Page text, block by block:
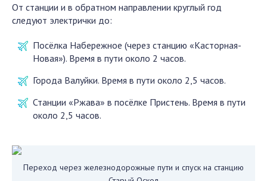
От станции и в обратном направлении круглый год
следуют электрички до:
Посёлка Набережное (через станцию «Касторная-
Новая»). Время в пути около 2 часов.
Города Валуйки. Время в пути около 2,5 часов.
Станции «Ржава» в посёлке Пристень. Время в пути
около 2,5 часов.
Переход через железнодорожные пути и спуск на станцию